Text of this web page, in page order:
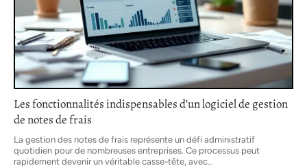
Les fonctionnalités indispensables d’un logiciel de gestion
de notes de frais
La gestion des notes de frais représente un défi administratif
quotidien pour de nombreuses entreprises. Ce processus peut
rapidement devenir un véritable casse-tête, avec